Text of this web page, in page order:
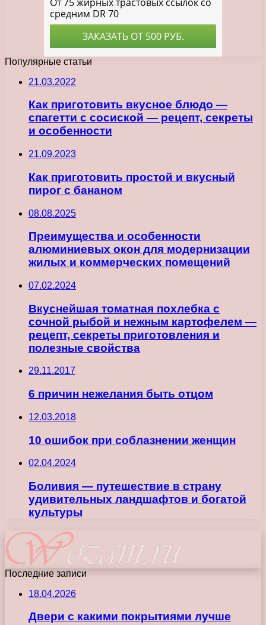
Популярные статьи
21.03.2022
Как приготовить вкусное блюдо —
спагетти с сосиской — рецепт, секреты
и особенности
21.09.2023
Как приготовить простой и вкусный
пирог с бананом
08.08.2025
Преимущества и особенности
алюминиевых окон для модернизации
жилых и коммерческих помещений
07.02.2024
Вкуснейшая томатная похлебка с
сочной рыбой и нежным картофелем —
рецепт, секреты приготовления и
полезные свойства
29.11.2017
6 причин нежелания быть отцом
12.03.2018
10 ошибок при соблазнении женщин
02.04.2024
Боливия — путешествие в страну
удивительных ландшафтов и богатой
культуры
Последние записи
18.04.2026
Двери с какими покрытиями лучше